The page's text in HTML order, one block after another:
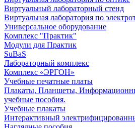
Виртуальный лабораторный стенд
Виртуальная лаборатория по
Универсальное оборудование
Комплекс "Практик"
Модули для Практик
SuBaS
Лабораторный комплекс
Комплекс «ЭРГОН»
Учебные печатные платы
Плакаты, Планшеты,
учебные пособия.
Учебные плакаты
Интерактивный